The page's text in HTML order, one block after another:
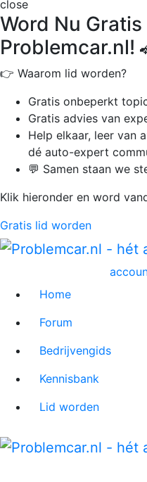
close
Word Nu
Problemcar.nl!
👉 Waarom lid worden?
Gratis onbeperkt
Gratis advies van
Help elkaar, leer van
dé auto-expert
💬 Samen staan we
Klik hieronder en word
Gratis lid worden
Home
Forum
Bedrijvengids
Kennisbank
Lid worden